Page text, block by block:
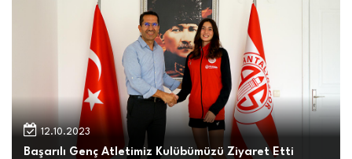
12.10.2023
Başarılı Genç Atletimiz Kulübümüzü Ziyaret Etti